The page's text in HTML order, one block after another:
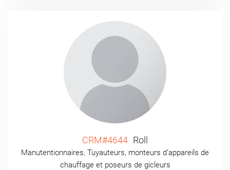
CRM#4644 Roll
Manutentionnaires, Tuyauteurs, monteurs d’appareils de
chauffage et poseurs de gicleurs